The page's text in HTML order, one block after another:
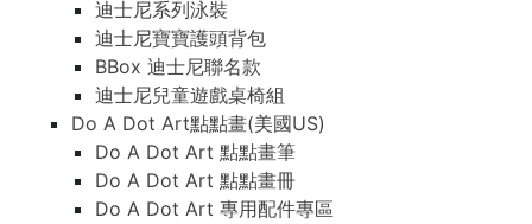
迪士尼系列泳裝
迪士尼寶寶護頭背包
BBox 迪士尼聯名款
迪士尼兒童遊戲桌椅組
Do A Dot Art點點畫(美國US)
Do A Dot Art 點點畫筆
Do A Dot Art 點點畫冊
Do A Dot Art 專用配件專區